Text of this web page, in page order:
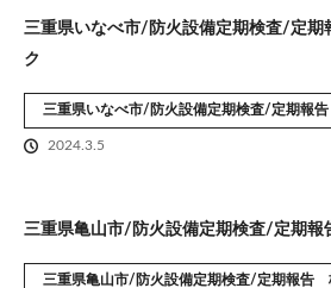
三重県いなべ市/防火設備定期検査/定
ク
三重県いなべ市/防火設備定期検査/定期報
2024.3.5
三重県亀山市/防火設備定期検査/定期
三重県亀山市/防火設備定期検査/定期報告